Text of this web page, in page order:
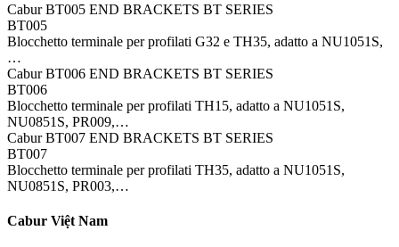
Cabur BT005 END BRACKETS BT SERIES
BT005
Blocchetto terminale per profilati G32 e TH35, adatto a NU1051S,
…
Cabur BT006 END BRACKETS BT SERIES
BT006
Blocchetto terminale per profilati TH15, adatto a NU1051S,
NU0851S, PR009,…
Cabur BT007 END BRACKETS BT SERIES
BT007
Blocchetto terminale per profilati TH35, adatto a NU1051S,
NU0851S, PR003,…
Cabur Việt Nam